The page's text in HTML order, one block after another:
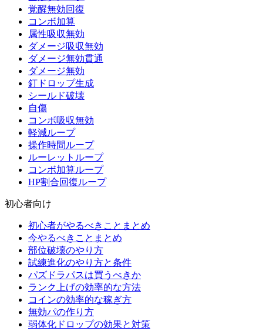
覚醒無効回復
コンボ加算
属性吸収無効
ダメージ吸収無効
ダメージ無効貫通
ダメージ無効
釘ドロップ生成
シールド破壊
自傷
コンボ吸収無効
軽減ループ
操作時間ループ
ルーレットループ
コンボ加算ループ
HP割合回復ループ
初心者向け
初心者がやるべきことまとめ
今やるべきことまとめ
部位破壊のやり方
試練進化のやり方と条件
パズドラパスは買うべきか
ランク上げの効率的な方法
コインの効率的な稼ぎ方
無効パの作り方
弱体化ドロップの効果と対策